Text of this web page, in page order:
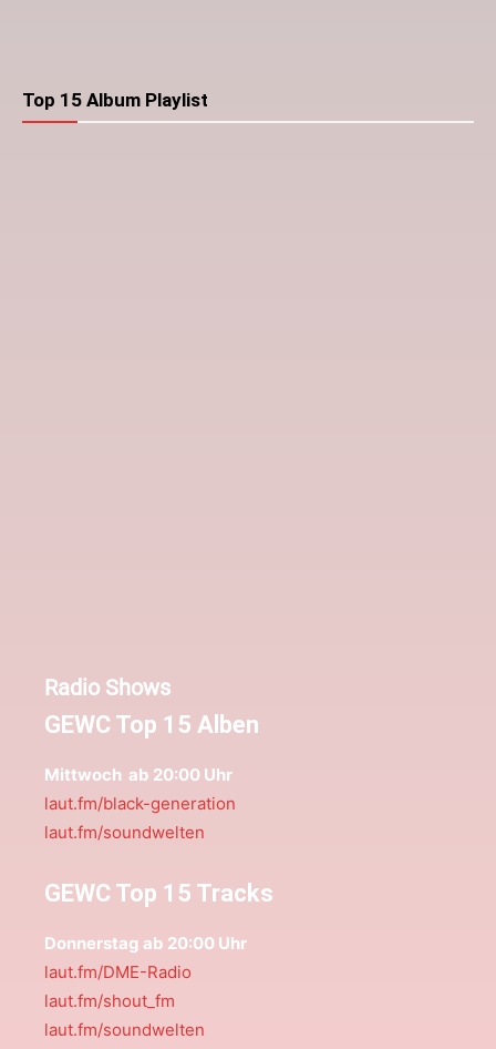
Top 15 Album Playlist
Radio Shows
GEWC Top 15 Alben
Mittwoch ab 20:00 Uhr
laut.fm/black-generation
laut.fm/soundwelten
GEWC Top 15 Tracks
Donnerstag ab 20:00 Uhr
laut.fm/DME-Radio
laut.fm/shout_fm
laut.fm/soundwelten